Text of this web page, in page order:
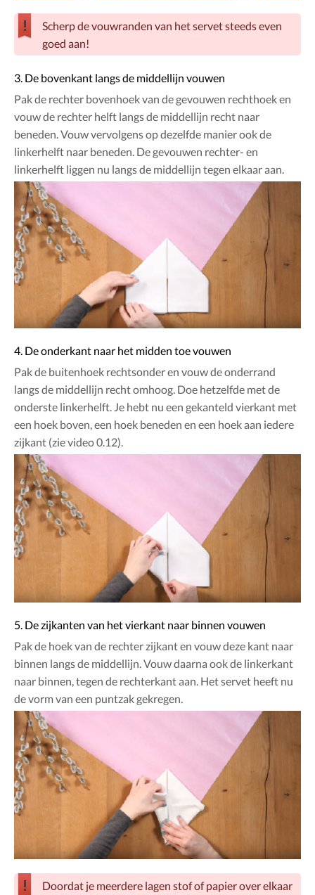
Scherp de vouwranden van het servet steeds even
goed aan!
3. De bovenkant langs de middellijn vouwen
Pak de rechter bovenhoek van de gevouwen rechthoek en
vouw de rechter helft langs de middellijn recht naar
beneden. Vouw vervolgens op dezelfde manier ook de
linkerhelft naar beneden. De gevouwen rechter- en
linkerhelft liggen nu langs de middellijn tegen elkaar aan.
4. De onderkant naar het midden toe vouwen
Pak de buitenhoek rechtsonder en vouw de onderrand
langs de middellijn recht omhoog. Doe hetzelfde met de
onderste linkerhelft. Je hebt nu een gekanteld vierkant met
een hoek boven, een hoek beneden en een hoek aan iedere
zijkant (zie video 0.12).
5. De zijkanten van het vierkant naar binnen vouwen
Pak de hoek van de rechter zijkant en vouw deze kant naar
binnen langs de middellijn. Vouw daarna ook de linkerkant
naar binnen, tegen de rechterkant aan. Het servet heeft nu
de vorm van een puntzak gekregen.
Doordat je meerdere lagen stof of papier over elkaar